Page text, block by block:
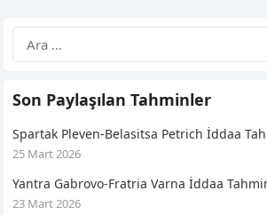
Son Paylaşılan Tahminler
Spartak Pleven-Belasitsa Petrich İddaa
25 Mart 2026
Yantra Gabrovo-Fratria Varna İddaa
23 Mart 2026